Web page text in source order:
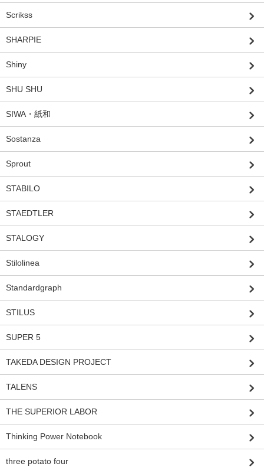
Scrikss
SHARPIE
Shiny
SHU SHU
SIWA・紙和
Sostanza
Sprout
STABILO
STAEDTLER
STALOGY
Stilolinea
Standardgraph
STILUS
SUPER 5
TAKEDA DESIGN PROJECT
TALENS
THE SUPERIOR LABOR
Thinking Power Notebook
three potato four